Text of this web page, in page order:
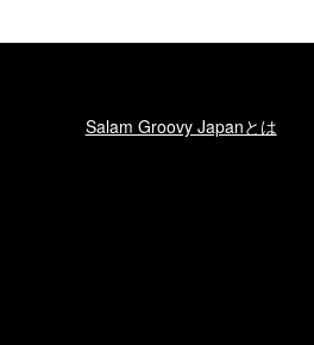
Salam Groovy Japanとは